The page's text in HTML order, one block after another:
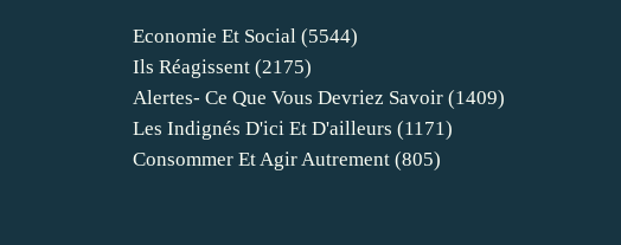
Economie Et Social (5544)
Ils Réagissent (2175)
Alertes- Ce Que Vous Devriez Savoir (1409)
Les Indignés D'ici Et D'ailleurs (1171)
Consommer Et Agir Autrement (805)